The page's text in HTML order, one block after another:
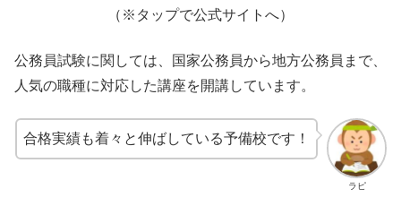
（※タップで公式サイトへ）
公務員試験に関しては、国家公務員から地方公務員まで、
人気の職種に対応した講座を開講しています。
ラピ
合格実績も着々と伸ばしている予備校です！